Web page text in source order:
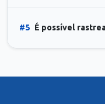
#5 É possível